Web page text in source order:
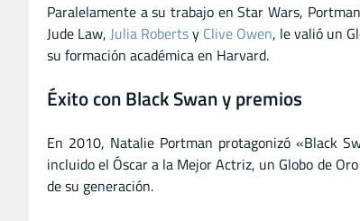
Paralelamente a su trabajo en Star Wars,
Jude Law, Julia Robertsy Clive Owen, le valió un
su formación académica en Harvard.
Éxito con Black Swan y premios
En 2010, Natalie Portman protagonizó «Black
incluido el Óscar a la Mejor Actriz, un Globo de
de su generación.